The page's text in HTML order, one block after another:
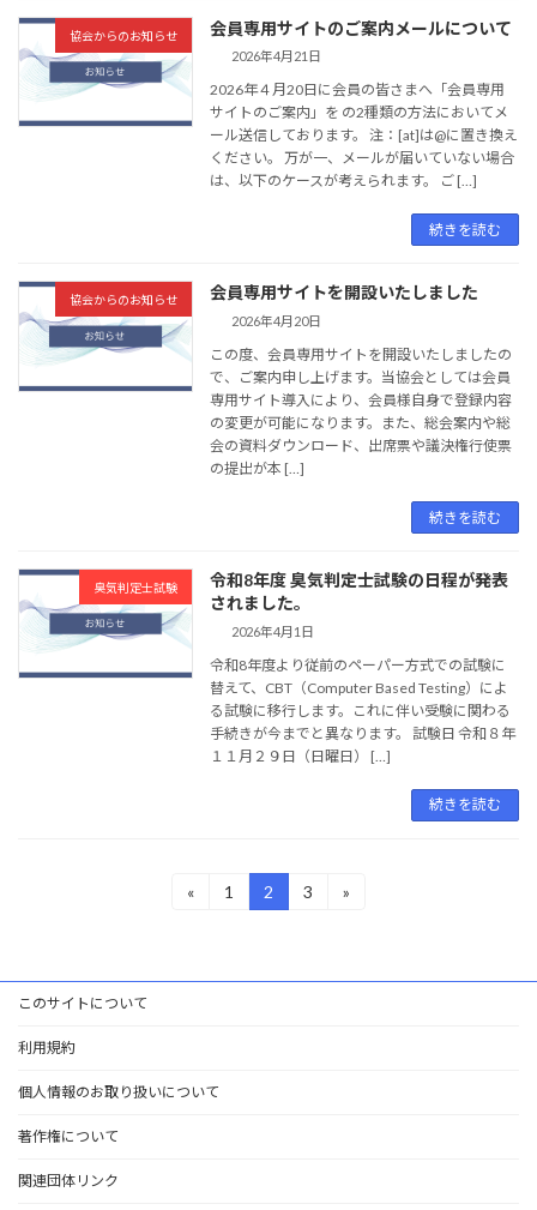
協会からのお知らせ 会員専用サイトのご案内メールについて
2026年4月21日
2026年４月20日に会員の皆さまへ「会員専用
サイトのご案内」を の2種類の方法においてメ
ール送信しております。 注：[at]は@に置き換え
ください。 万が一、メールが届いていない場合
は、以下のケースが考えられます。 ご […]
続きを読む
協会からのお知らせ 会員専用サイトを開設いたしました
2026年4月20日
この度、会員専用サイトを開設いたしましたの
で、ご案内申し上げます。当協会としては会員
専用サイト導入により、会員様自身で登録内容
の変更が可能になります。また、総会案内や総
会の資料ダウンロード、出席票や議決権行使票
の提出が本 […]
続きを読む
臭気判定士試験
令和8年度 臭気判定士試験の日程が発表
されました。
2026年4月1日
令和8年度より従前のペーパー方式での試験に
替えて、CBT（Computer Based Testing）によ
る試験に移行します。これに伴い受験に関わる
手続きが今までと異なります。 試験日 令和８年
１１月２９日（日曜日） […]
続きを読む
の
ペ
ー
ジ
送
り
«
固
ジ
1
固
定
ジ
2
固
ジ
3 »
このサイトについて
利用規約
個人情報のお取り扱いについて
著作権について
関連団体リンク